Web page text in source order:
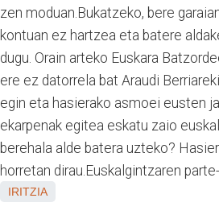
zen moduan.Bukatzeko, bere
kontuan ez hartzea eta batere
dugu. Orain arteko Euskara
ere ez datorrela bat Araudi
egin eta hasierako asmoei eusten
ekarpenak egitea eskatu zaio
berehala alde batera uzteko?
horretan dirau.Euskalgintzaren
IRITZIA